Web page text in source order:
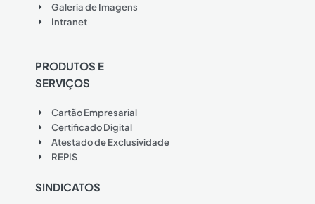
Galeria de Imagens
Intranet
PRODUTOS E
SERVIÇOS
Cartão Empresarial
Certificado Digital
Atestado de Exclusividade
REPIS
SINDICATOS